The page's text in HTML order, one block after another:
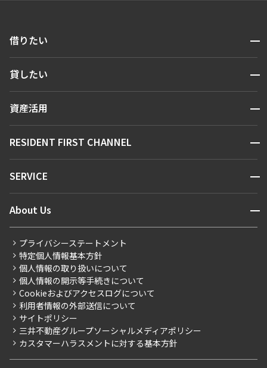
借りたい 開閉
人気エリアから探す
新着情報から探す
新着募集情報
こだわりから探す
こだわり一覧
プレミアムマンション
新築
当社限定（港区・渋谷区）
当社限定（港区・渋谷区以外）
三井不動産企画
貸したい 開閉
お問い合わせ
資産活用 開閉
お問い合わせ
RESIDENT FIRST CHANNEL 開閉
マンションレポート
住まいのコラム
SERVICE 開閉
会員ページ
ご入居・提携サービス
お部屋探しからご契約まで
よくあるご質問
社宅紹介
【仲介会社様向け】当社仲介事業部取り扱い物件入居申込
About Us 開閉
会社情報
事業案内
採用情報
ニュースリリース
お問い合わせ
プライバシーステートメント
特定個人情報基本方針
個人情報の取り扱いについて
個人情報の開示等手続きについて
Cookieおよびアクセスログについて
利用者情報の外部送信について
サイトポリシー
三井不動産グループソーシャルメディアポリシー
カスタマーハラスメントに対する基本方針